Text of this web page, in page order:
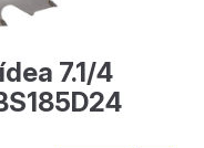
7.1/4